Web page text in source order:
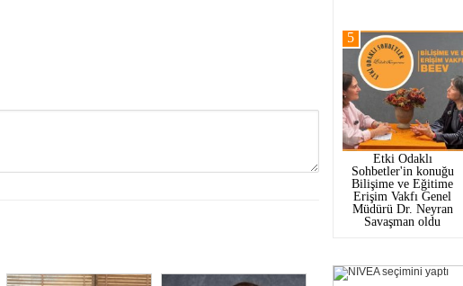
Etki Odaklı
Sohbetler'in konuğu
Bilişime ve Eğitime
Erişim Vakfı Genel
Müdürü Dr. Neyran
Savaşman oldu
5